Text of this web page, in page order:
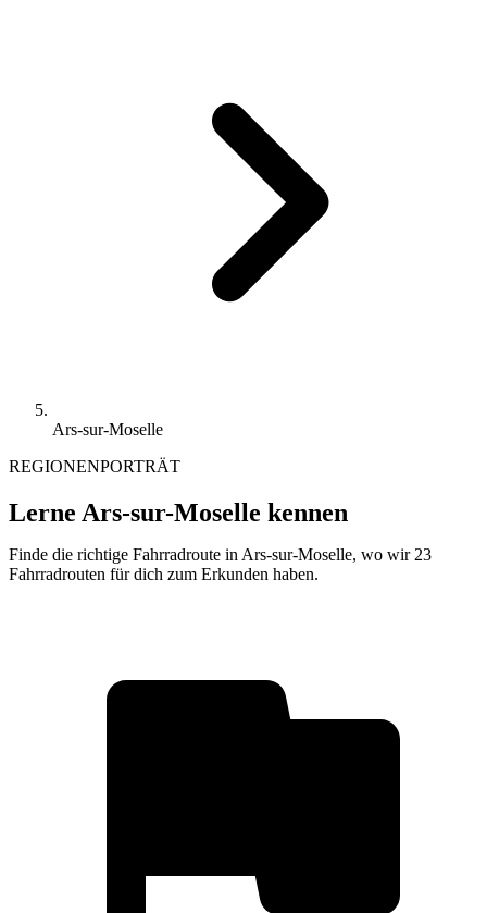
Ars-sur-Moselle
REGIONENPORTRÄT
Lerne Ars-sur-Moselle kennen
Finde die richtige Fahrradroute in Ars-sur-Moselle, wo wir 23
Fahrradrouten für dich zum Erkunden haben.